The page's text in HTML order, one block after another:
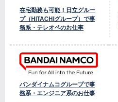
在宅勤務も可能！日立グルー
プ（HITACHIグループ）で事
務系・テレオペのお仕事
バンダイナムコグループで事
務系・エンジニア系のお仕事